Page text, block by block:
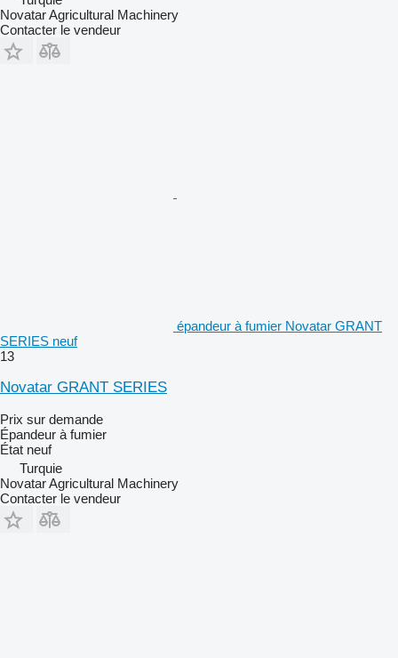
Novatar Agricultural Machinery
Contacter le vendeur
épandeur à fumier Novatar GRANT
SERIES neuf
13
Novatar GRANT SERIES
Prix sur demande
Épandeur à fumier
État neuf
Turquie
Novatar Agricultural Machinery
Contacter le vendeur